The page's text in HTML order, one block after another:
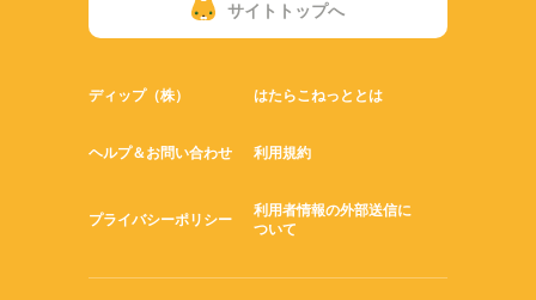
サイトトップへ
ディップ（株） はたらこねっととは
ヘルプ＆お問い合わせ 利用規約
プライバシーポリシー
利用者情報の外部送信に
ついて